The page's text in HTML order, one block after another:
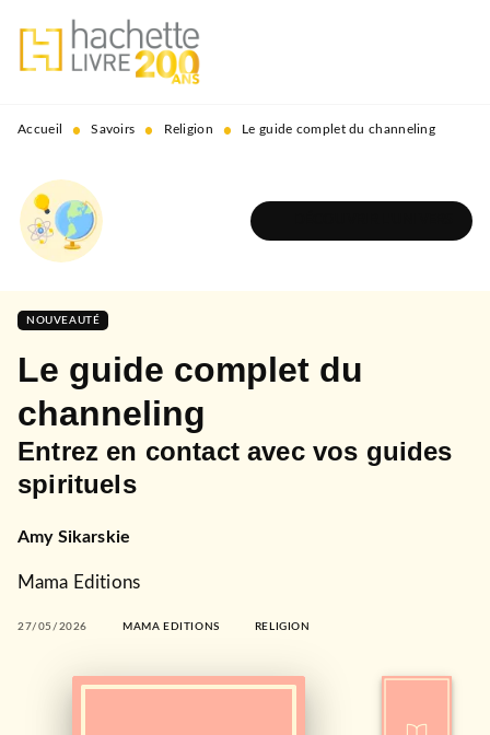
MENU RECHERCHE
PIED DE PAGE
Accueil • Savoirs • Religion • Le guide complet du channeling
NOUVEAUTÉ
Le guide complet du
channeling
Entrez en contact avec vos guides
spirituels
Amy Sikarskie
Mama Editions
27/05/2026 MAMA EDITIONS RELIGION